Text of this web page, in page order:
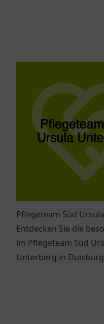
Pflegeteam Süd
Entdecken Sie die
im Pflegeteam Süd
Unterberg in